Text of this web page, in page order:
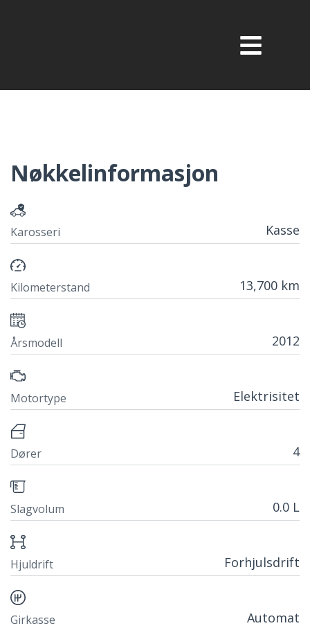
Nøkkelinformasjon
Karosseri Kasse
Kilometerstand 13,700 km
Årsmodell 2012
Motortype Elektrisitet
Dører 4
Slagvolum 0.0 L
Hjuldrift Forhjulsdrift
Girkasse Automat